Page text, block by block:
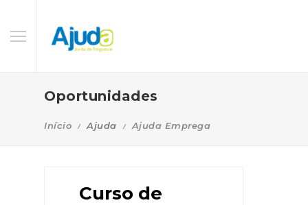
Oportunidades
Início Ajuda Ajuda Emprega
Curso de